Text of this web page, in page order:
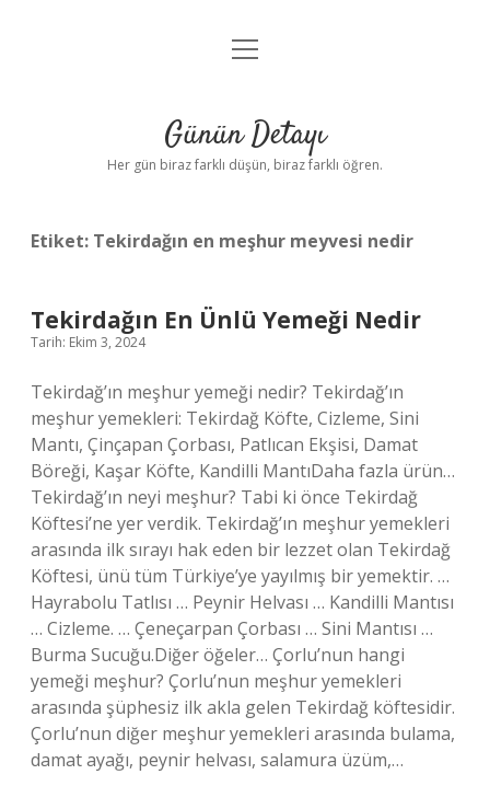
Anasayfa
Yasal Uyarı
menüyü
Günün Detayı
Her gün biraz farklı düşün, biraz farklı öğren.
Etiket: Tekirdağın en meşhur meyvesi nedir
Tekirdağın En Ünlü Yemeği Nedir
Tarih: Ekim 3, 2024
Tekirdağ’ın meşhur yemeği nedir? Tekirdağ’ın
meşhur yemekleri: Tekirdağ Köfte, Cizleme, Sini
Mantı, Çinçapan Çorbası, Patlıcan Ekşisi, Damat
Böreği, Kaşar Köfte, Kandilli MantıDaha fazla ürün…
Tekirdağ’ın neyi meşhur? Tabi ki önce Tekirdağ
Köftesi’ne yer verdik. Tekirdağ’ın meşhur yemekleri
arasında ilk sırayı hak eden bir lezzet olan Tekirdağ
Köftesi, ünü tüm Türkiye’ye yayılmış bir yemektir. …
Hayrabolu Tatlısı … Peynir Helvası … Kandilli Mantısı
… Cizleme. … Çeneçarpan Çorbası … Sini Mantısı …
Burma Sucuğu.Diğer öğeler… Çorlu’nun hangi
yemeği meşhur? Çorlu’nun meşhur yemekleri
arasında şüphesiz ilk akla gelen Tekirdağ köftesidir.
Çorlu’nun diğer meşhur yemekleri arasında bulama,
damat ayağı, peynir helvası, salamura üzüm,…